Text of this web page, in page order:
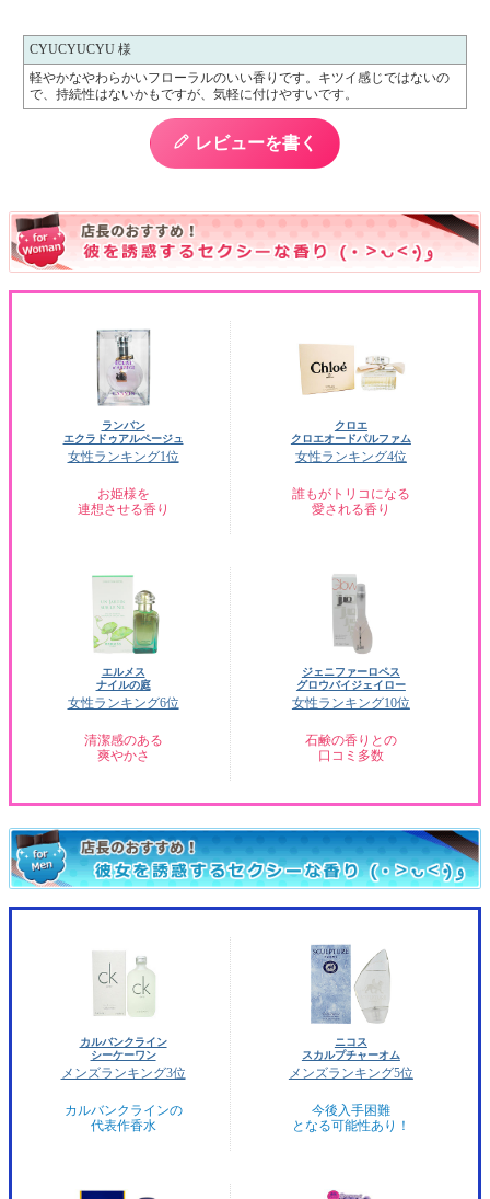
CYUCYUCYU 様
軽やかなやわらかいフローラルのいい香りです。キツイ感じではないの
で、持続性はないかもですが、気軽に付けやすいです。
レビューを書く
ランバン
エクラドゥアルページュ
女性ランキング1位
お姫様を
連想させる香り
クロエ
クロエオードパルファム
女性ランキング4位
誰もがトリコになる
愛される香り
エルメス
ナイルの庭
女性ランキング6位
清潔感のある
爽やかさ
ジェニファーロペス
グロウバイジェイロー
女性ランキング10位
石鹸の香りとの
口コミ多数
カルバンクライン
シーケーワン
メンズランキング3位
カルバンクラインの
代表作香水
ニコス
スカルプチャーオム
メンズランキング5位
今後入手困難
となる可能性あり！